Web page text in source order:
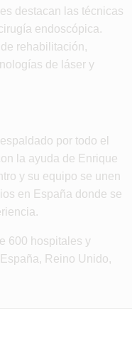
destacan las técnicas
endoscópica.
rehabilitación,
de láser y
por todo el
la ayuda de Enrique
y su equipo se unen
en España donde se
600 hospitales y
Reino Unido,